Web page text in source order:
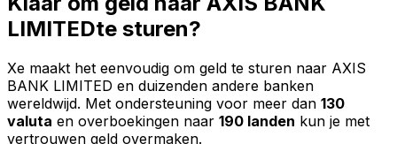
LIMITEDte sturen?
Xe maakt het eenvoudig om geld te sturen naar AXIS
BANK LIMITED en duizenden andere banken
wereldwijd. Met ondersteuning voor meer dan 130
valuta en overboekingen naar 190 landen kun je met
vertrouwen geld overmaken.